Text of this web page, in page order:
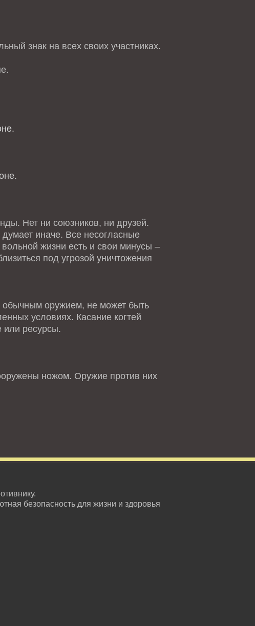
знак на всех своих участниках.
Нет ни союзников, ни друзей.
иначе. Все несогласные
жизни есть и свои минусы –
под угрозой уничтожения
оружием, не может быть
условиях. Касание когтей
или ресурсы.
ножом. Оружие против них
безопасность для жизни и здоровья